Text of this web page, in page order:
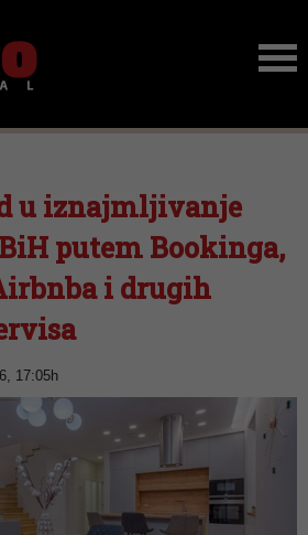
u iznajmljivanje
putem Bookinga,
i drugih
17:05h